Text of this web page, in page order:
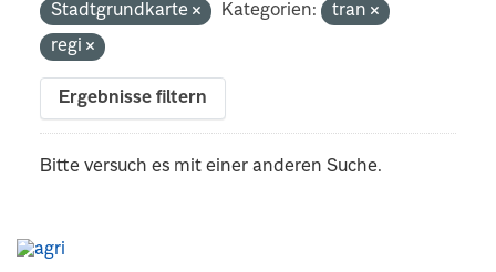
Stadtgrundkarte
Kategorien:
tran
regi
Ergebnisse filtern
Bitte versuch es mit einer anderen Suche.